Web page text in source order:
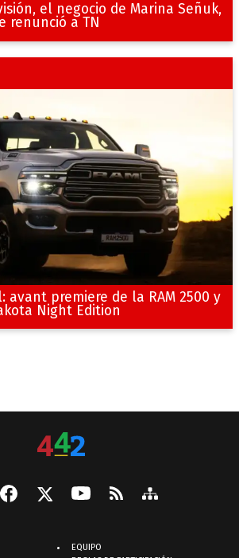
el negocio de Marina Señuk,
renunció a TN
avant premiere de la RAM 2500 y
Night Edition
EQUIPO